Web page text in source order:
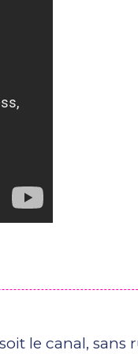
le canal, sans